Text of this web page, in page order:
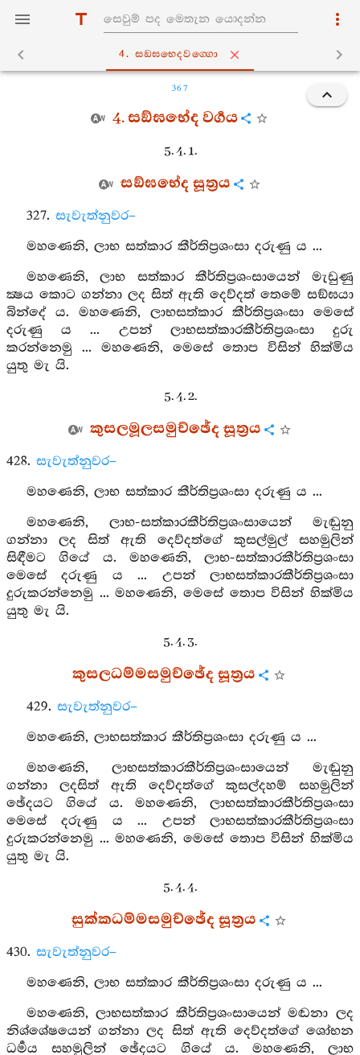
4. සඞ‍්ඝභෙදවග‍්ගො
367
4. සඞ්ඝභේද වර්‍ගය
5. 4. 1.
සඞ්ඝභේද සූත්‍රය
327. සැවැත්නුවර–
මහණෙනි, ලාභ සත්කාර කීර්තිප්‍රශංසා දරුණු ය ...
මහණෙනි, ලාභ සත්කාර කීර්තිප්‍රශංසායෙන් මැඩුණු
ක්‍ෂය කොට ගන්නා ලද සිත් ඇති දෙව්දත් තෙමේ සඞ්ඝයා
බින්දේ ය. මහණෙනි, ලාභසත්කාර කීර්තිප්‍රශංසා මෙසේ
දරුණු ය ... උපන් ලාභසත්කාරකීර්තිප්‍රශංසා දුරු
කරන්නෙමු ... මහණෙනි, මෙසේ තොප විසින් හික්මිය
යුතු මැ යි.
5. 4. 2.
කුසලමූලසමුච්ඡේද සූත්‍රය
428. සැවැත්නුවර–
මහණෙනි, ලාභ සත්කාර කීර්තිප්‍රශංසා දරුණු ය ...
මහණෙනි, ලාභ-සත්කාරකීර්තිප්‍රශංසායෙන් මැඬුනු
ගන්නා ලද සිත් ඇති දෙව්දත්ගේ කුසල්මුල් සහමුලින්
සිඳීමට ගියේ ය. මහණෙනි, ලාභ-සත්කාරකීර්තිප්‍රශංසා
මෙසේ දරුණු ය ... උපන් ලාභසත්කාරකීර්තිප්‍රශංසා
දුරුකරන්නෙමු ... මහණෙනි, මෙසේ තොප විසින් හික්මිය
යුතු මැ යි.
5. 4. 3.
කුසලධම්මසමුච්ඡේද සූත්‍රය
429. සැවැත්නුවර–
මහණෙනි, ලාභසත්කාර කීර්තිප්‍රශංසා දරුණු ය ...
මහණෙනි, ලාභසත්කාරකීර්තිප්‍රශංසායෙන් මැඬුනු
ගන්නා ලදසිත් ඇති දෙව්දත්ගේ කුසල්දහම් සහමුලින්
ඡේදයට ගියේ ය. මහණෙනි, ලාභසත්කාරකීර්තිප්‍රශංසා
මෙසේ දරුණු ය ... උපන් ලාභසත්කාරකීර්තිප්‍රශංසා
දුරුකරන්නෙමු ... මහණෙනි, මෙසේ තොප විසින් හික්මිය
යුතු මැ යි.
5. 4. 4.
සුක්කධම්මසමුච්ඡේද සූත්‍රය
430. සැවැත්නුවර–
මහණෙනි, ලාභ සත්කාර කීර්තිප්‍රශංසා දරුණු ය ...
මහණෙනි, ලාභසත්කාර කීර්තිප්‍රශංසායෙන් මඬනා ලද
නිශ්ශේෂයෙන් ගන්නා ලද සිත් ඇති දෙව්දත්ගේ ශෝභන
ධර්‍මය සහමුලින් ඡේදයට ගියේ ය. මහණෙනි, ලාභ